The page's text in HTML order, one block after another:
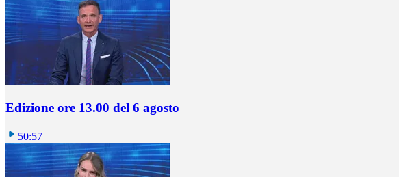
Edizione ore 13.00 del 6 agosto
50:57